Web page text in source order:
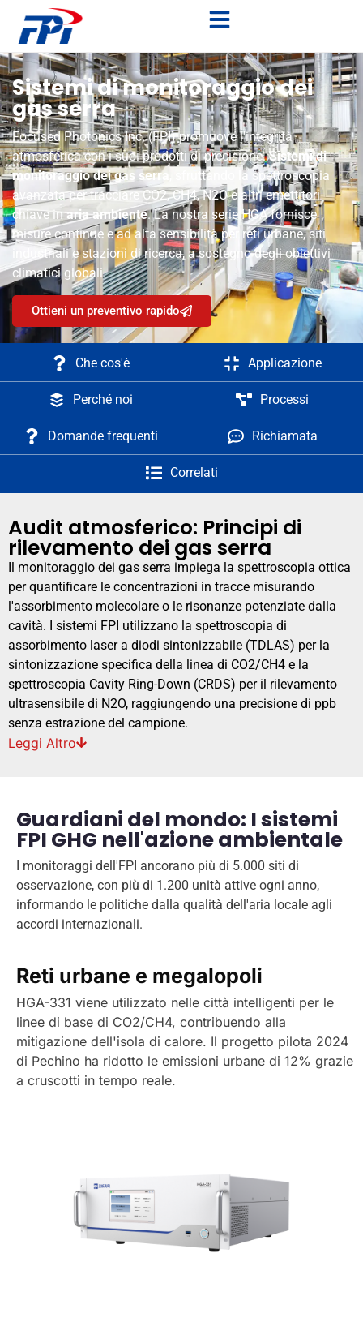
Sistemi di monitoraggio dei
gas serra
Focused Photonics Inc. (FPI) promuove l'integrità
atmosferica con i suoi prodotti di precisione.Sistemi di
monitoraggio dei gas serra
, sfruttando la spettroscopia
avanzata per tracciare CO2, CH4, N2O e altri emettitori
chiave inaria ambiente. La nostra serie HGA fornisce
misure continue e ad alta sensibilità per reti urbane, siti
industriali e stazioni di ricerca, a sostegno degli obiettivi
climatici globali.
Ottieni un preventivo rapido
Che cos'è Applicazione
Perché noi Processi
Domande frequenti Richiamata
Correlati
Audit atmosferico: Principi di
rilevamento dei gas serra
Il monitoraggio dei gas serra impiega la spettroscopia ottica
per quantificare le concentrazioni in tracce misurando
l'assorbimento molecolare o le risonanze potenziate dalla
cavità. I sistemi FPI utilizzano la spettroscopia di
assorbimento laser a diodi sintonizzabile (TDLAS) per la
sintonizzazione specifica della linea di CO2/CH4 e la
spettroscopia Cavity Ring-Down (CRDS) per il rilevamento
ultrasensibile di N2O, raggiungendo una precisione di ppb
senza estrazione del campione.
Leggi Altro
Guardiani del mondo: I sistemi
FPI GHG nell'azione ambientale
I monitoraggi dell'FPI ancorano più di 5.000 siti di
osservazione, con più di 1.200 unità attive ogni anno,
informando le politiche dalla qualità dell'aria locale agli
accordi internazionali.
Reti urbane e megalopoli
HGA-331 viene utilizzato nelle città intelligenti per le
linee di base di CO2/CH4, contribuendo alla
mitigazione dell'isola di calore. Il progetto pilota 2024
di Pechino ha ridotto le emissioni urbane di 12% grazie
a cruscotti in tempo reale.